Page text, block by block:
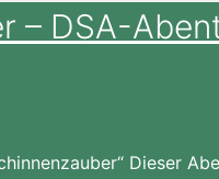
– DSA-
Dieser